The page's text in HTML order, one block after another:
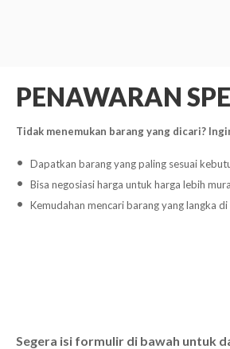
PENAWARAN
Tidak menemukan barang yang dicari?
Dapatkan barang yang paling sesuai
Bisa negosiasi harga untuk harga lebih
Kemudahan mencari barang yang langka di
Segera isi formulir di bawah untuk